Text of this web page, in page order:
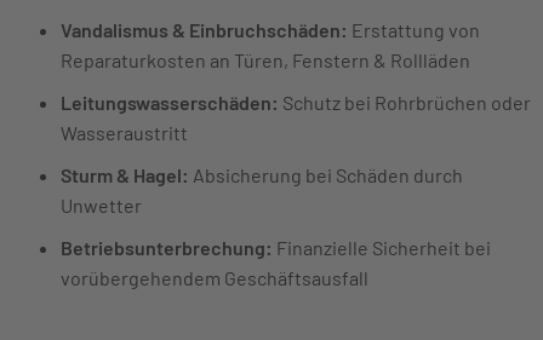
Vandalismus & Einbruchschäden: Erstattung von
Reparaturkosten an Türen, Fenstern & Rollläden
Leitungswasserschäden: Schutz bei Rohrbrüchen oder
Wasseraustritt
Sturm & Hagel: Absicherung bei Schäden durch
Unwetter
Betriebsunterbrechung: Finanzielle Sicherheit bei
vorübergehendem Geschäftsausfall